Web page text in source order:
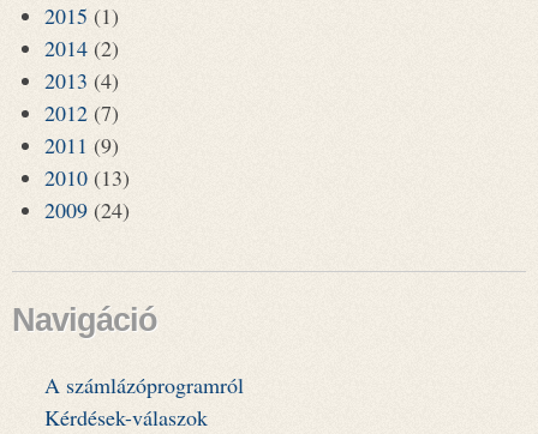
2015 (1)
2014 (2)
2013 (4)
2012 (7)
2011 (9)
2010 (13)
2009 (24)
Navigáció
A számlázóprogramról
Kérdések-válaszok